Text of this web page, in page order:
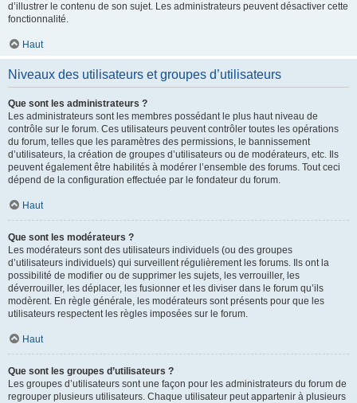
d’illustrer le contenu de son sujet. Les administrateurs peuvent désactiver cette
fonctionnalité.
Haut
Niveaux des utilisateurs et groupes d’utilisateurs
Que sont les administrateurs ?
Les administrateurs sont les membres possédant le plus haut niveau de
contrôle sur le forum. Ces utilisateurs peuvent contrôler toutes les opérations
du forum, telles que les paramètres des permissions, le bannissement
d’utilisateurs, la création de groupes d’utilisateurs ou de modérateurs, etc. Ils
peuvent également être habilités à modérer l’ensemble des forums. Tout ceci
dépend de la configuration effectuée par le fondateur du forum.
Haut
Que sont les modérateurs ?
Les modérateurs sont des utilisateurs individuels (ou des groupes
d’utilisateurs individuels) qui surveillent régulièrement les forums. Ils ont la
possibilité de modifier ou de supprimer les sujets, les verrouiller, les
déverrouiller, les déplacer, les fusionner et les diviser dans le forum qu’ils
modèrent. En règle générale, les modérateurs sont présents pour que les
utilisateurs respectent les règles imposées sur le forum.
Haut
Que sont les groupes d’utilisateurs ?
Les groupes d’utilisateurs sont une façon pour les administrateurs du forum de
regrouper plusieurs utilisateurs. Chaque utilisateur peut appartenir à plusieurs